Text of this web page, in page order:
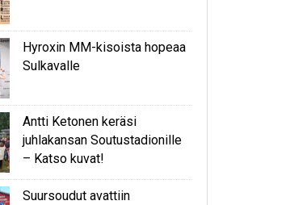
Hyroxin MM-kisoista hopeaa
Sulkavalle
Antti Ketonen keräsi
juhlakansan Soutustadionille
– Katso kuvat!
Suursoudut avattiin